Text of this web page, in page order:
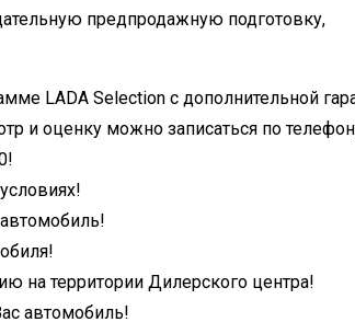
предпродажную подготовку,
LADA Selection с дополнительной
оценку можно записаться по
на территории Дилерского центра!
автомобиль!